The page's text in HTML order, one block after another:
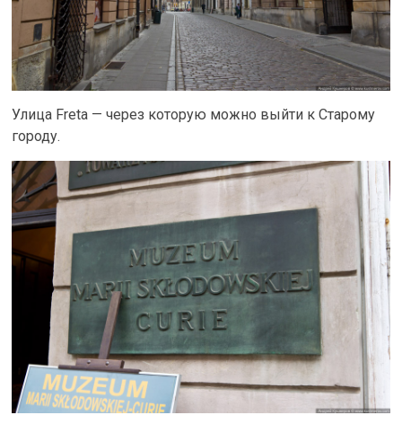
Улица Freta — через которую можно выйти к Старому
городу.